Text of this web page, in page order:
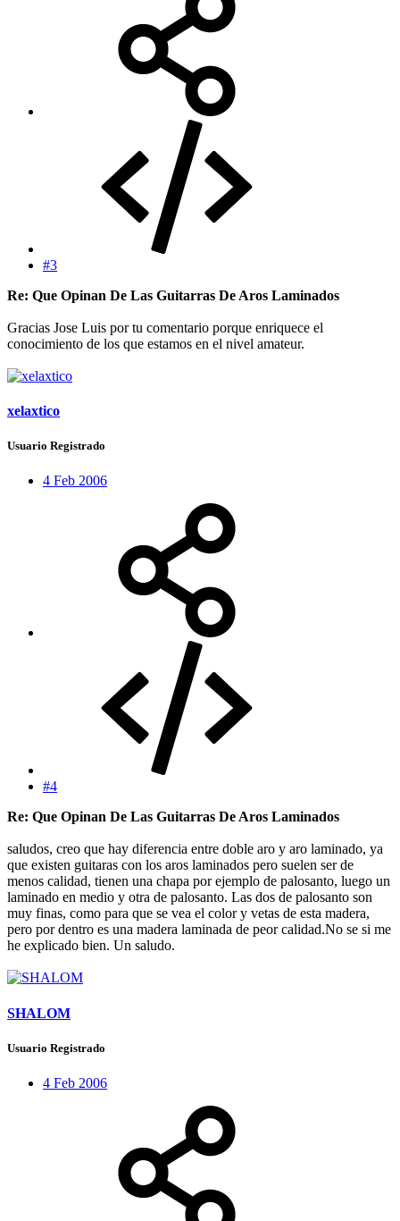
#3
Re: Que Opinan De Las Guitarras De Aros Laminados
Gracias Jose Luis por tu comentario porque enriquece el
conocimiento de los que estamos en el nivel amateur.
xelaxtico
Usuario Registrado
4 Feb 2006
#4
Re: Que Opinan De Las Guitarras De Aros Laminados
saludos, creo que hay diferencia entre doble aro y aro laminado, ya
que existen guitaras con los aros laminados pero suelen ser de
menos calidad, tienen una chapa por ejemplo de palosanto, luego un
laminado en medio y otra de palosanto. Las dos de palosanto son
muy finas, como para que se vea el color y vetas de esta madera,
pero por dentro es una madera laminada de peor calidad.No se si me
he explicado bien. Un saludo.
SHALOM
Usuario Registrado
4 Feb 2006